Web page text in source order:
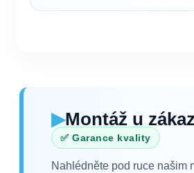
▶Montáž u
✅ Garance kvality
Nahlédněte pod ruce našim